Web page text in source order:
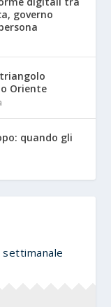
governo
Oriente
quando gli